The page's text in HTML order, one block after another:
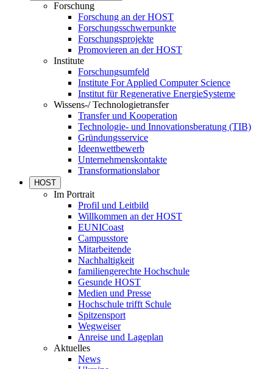
Forschung
Forschung an der HOST
Forschungsschwerpunkte
Forschungsprojekte
Promovieren an der HOST
Institute
Forschungsumfeld
Institute For Applied Computer Science
Institut für Regenerative EnergieSysteme
Wissens-/ Technologietransfer
Transfer und Kooperation
Technologie- und Innovationsberatung (TIB)
Gründungsservice
Ideenwettbewerb
Unternehmenskontakte
Transformationslabor
HOST
Im Portrait
Profil und Leitbild
Willkommen an der HOST
EUNICoast
Campusstore
Mitarbeitende
Nachhaltigkeit
familiengerechte Hochschule
Gesunde HOST
Medien und Presse
Hochschule trifft Schule
Spitzensport
Wegweiser
Anreise und Lageplan
Aktuelles
News